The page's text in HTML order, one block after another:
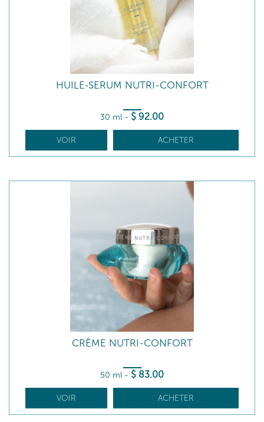
HUILE-SERUM NUTRI-CONFORT
30 ml - $ 92.00
VOIR ACHETER
CRÈME NUTRI-CONFORT
50 ml - $ 83.00
VOIR ACHETER